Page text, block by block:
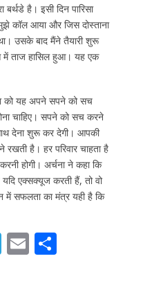
है। इसी दिन पारिसा
कॉल आया और जिस दोस्ताना
उसके बाद मैंने तैयारी शुरू
ताज हासिल हुआ। यह एक
को यह अपने सपने को सच
चाहिए। सपने को सच करने
देना शुरू कर देगी। आपकी
है। हर परिवार चाहता है
होगी। अर्चना ने कहा कि
एक्सक्यूज करती हैं, तो वो
सफलता का मंत्र यही है कि
T E S